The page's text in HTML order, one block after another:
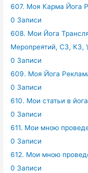
607. Моя Карма Йога
0 Записи
608. Мои Йога
Меропреятий, СЗ, КЗ,
0 Записи
609. Моя Йога
0 Записи
610. Мои статьи в
0 Записи
611. Мои мною
0 Записи
612. Мои мною
0 Записи